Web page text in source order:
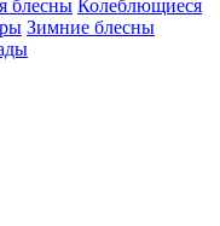
блесны Колеблющиеся
Зимние блесны